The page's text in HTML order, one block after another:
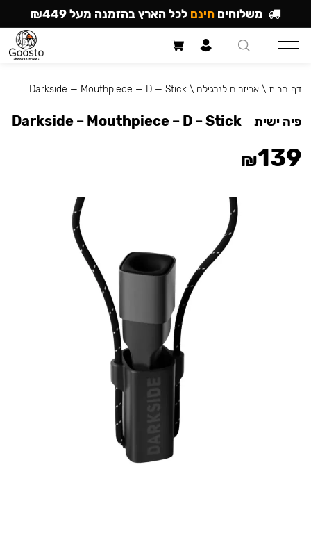
דף הבית \אביזרים לנרגילה \
Darkside — Mouthpiece — D — Stick
פיה ישית Darkside – Mouthpiece – D – Stick
₪139
משלוחים חינם לכל הארץ בהזמנה מעל ₪449